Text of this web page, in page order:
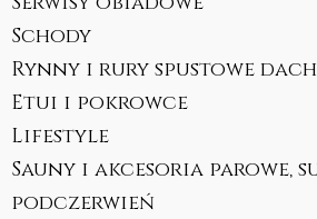
Schody
Rynny i rury spustowe
Etui i pokrowce
Lifestyle
Sauny i akcesoria parowe,
podczerwień